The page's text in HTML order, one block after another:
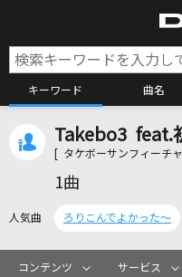
キーワード 曲名
カ
カラ
Takebo3 feat.
[ タケボーサンフィーチ
1曲
人気曲 ろりこんでよかった～
コンテンツ サービス